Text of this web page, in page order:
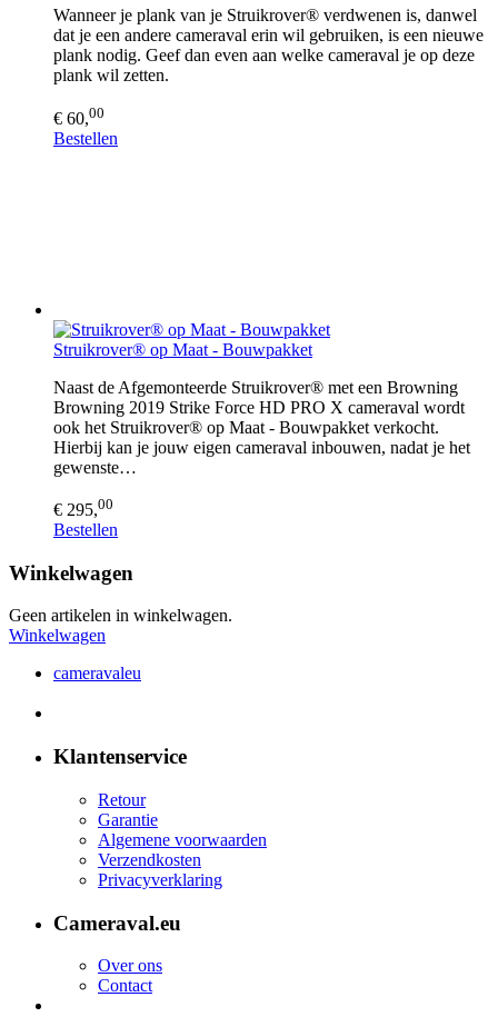
Wanneer je plank van je Struikrover® verdwenen is, danwel
dat je een andere cameraval erin wil gebruiken, is een nieuwe
plank nodig. Geef dan even aan welke cameraval je op deze
plank wil zetten.
€ 60,00
Bestellen
Struikrover® op Maat - Bouwpakket
Naast de Afgemonteerde Struikrover® met een Browning
Browning 2019 Strike Force HD PRO X cameraval wordt
ook het Struikrover® op Maat - Bouwpakket verkocht.
Hierbij kan je jouw eigen cameraval inbouwen, nadat je het
gewenste…
€ 295,00
Bestellen
Winkelwagen
Geen artikelen in winkelwagen.
Winkelwagen
cameravaleu
Klantenservice
Retour
Garantie
Algemene voorwaarden
Verzendkosten
Privacyverklaring
Cameraval.eu
Over ons
Contact